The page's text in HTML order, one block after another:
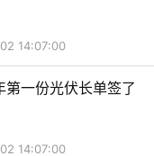
14:07:00
一份光伏长单签了
14:07:00